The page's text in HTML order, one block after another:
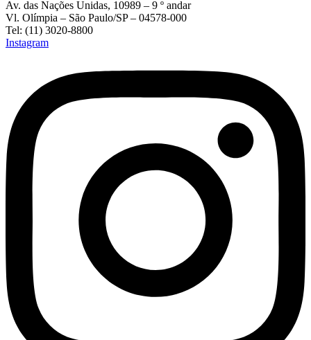
Av. das Nações Unidas, 10989 – 9 º andar
Vl. Olímpia – São Paulo/SP – 04578-000
Tel: (11) 3020-8800
Instagram